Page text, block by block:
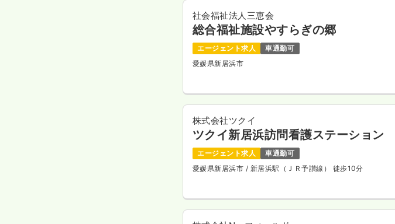
社会福祉法人三恵会
総合福祉施設やすらぎの郷
エージェント求人
車通勤可
愛媛県新居浜市
株式会社ツクイ
ツクイ新居浜訪問看護ステーション
エージェント求人
車通勤可
愛媛県新居浜市 / 新居浜駅（ＪＲ予讃線） 徒歩10分